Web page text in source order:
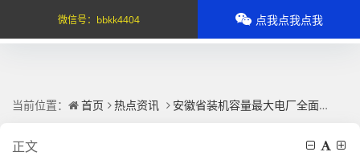
当前位置： 首页 热点资讯 安徽省装机容量最大电厂全面投产
正文
微信号： bbkk4404 点我点我点我